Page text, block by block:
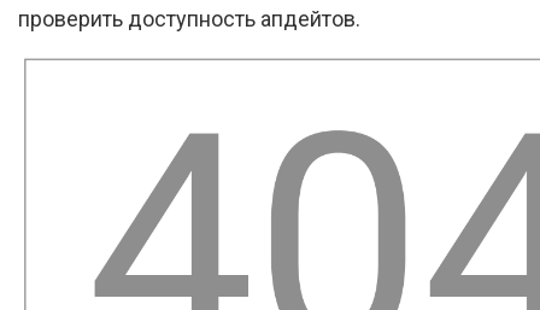
проверить доступность апдейтов.